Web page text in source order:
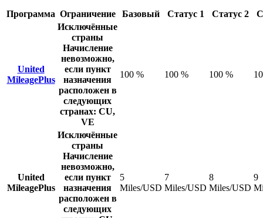
Программа Ограничение Базовый Статус 1 Статус 2
United
MileagePlus
Исключённые
страны
Начисление
невозможно,
если пункт
назначения
расположен в
следующих
странах: CU,
VE
100 % 100 % 100 %
United
MileagePlus
Исключённые
страны
Начисление
невозможно,
если пункт
назначения
расположен в
следующих
5
Miles/USD
7
Miles/USD
8
Miles/USD
9